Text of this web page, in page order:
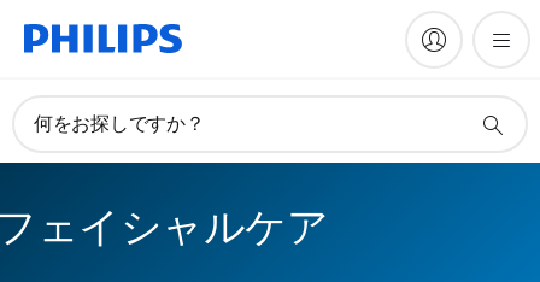
何をお探しですか？
ェイシャルケア